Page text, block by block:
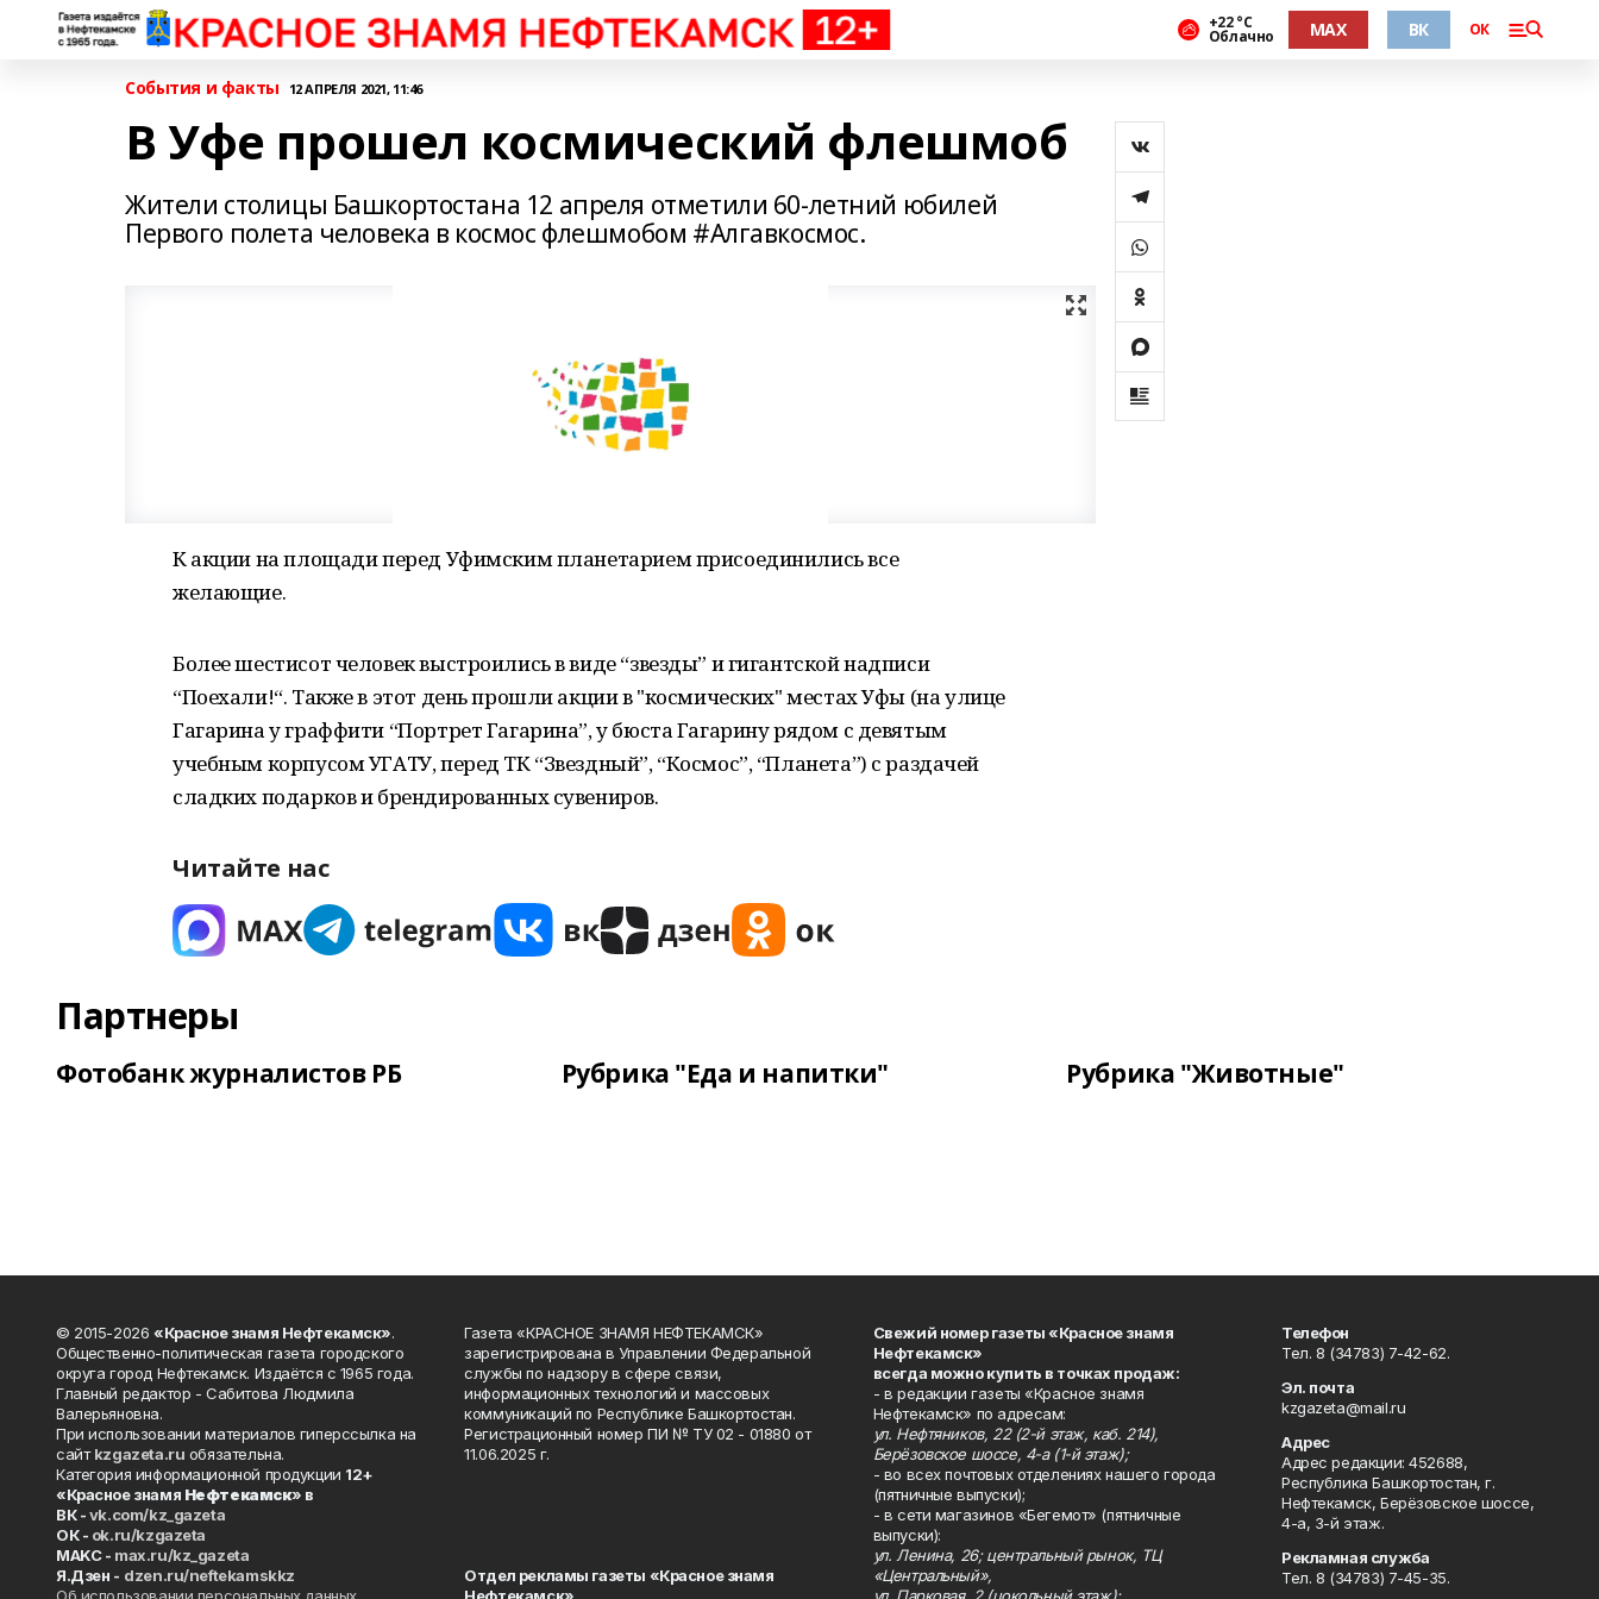
+22 °С
Облачно MAX ВК ОК
События и факты 12 АПРЕЛЯ 2021, 11:46
В Уфе прошел космический флешмоб
Жители столицы Башкортостана 12 апреля отметили 60-летний юбилей
Первого полета человека в космос флешмобом #Алгавкосмос.
К акции на площади перед Уфимским планетарием присоединились все
желающие.
Более шестисот человек выстроились в виде “звезды” и гигантской надписи
“Поехали!“. Также в этот день прошли акции в "космических" местах Уфы (на улице
Гагарина у граффити “Портрет Гагарина”, у бюста Гагарину рядом с девятым
учебным корпусом УГАТУ, перед ТК “Звездный”, “Космос”, “Планета”) с раздачей
сладких подарков и брендированных сувениров.
Читайте нас
Партнеры
Фотобанк журналистов РБ Рубрика "Еда и напитки" Рубрика "Животные"
© 2015-2026 «Красное знамя Нефтекамск».
Общественно-политическая газета городского
округа город Нефтекамск. Издаётся с 1965 года.
Главный редактор - Сабитова Людмила
Валерьяновна.
При использовании материалов гиперссылка на
сайтkzgazeta.ru обязательна.
Категория информационной продукции 12+
«Красное знамя Нефтекамск» в
ВК -vk.com/kz_gazeta
ОК - ok.ru/kzgazeta
MAKC - max.ru/kz_gazeta
Я.Дзен - dzen.ru/neftekamskkz
Газета «КРАСНОЕ ЗНАМЯ НЕФТЕКАМСК»
зарегистрирована в Управлении Федеральной
службы по надзору в сфере связи,
информационных технологий и массовых
коммуникаций по Республике Башкортостан.
Регистрационный номер ПИ № ТУ 02 - 01880 от
11.06.2025 г.
Отдел рекламы газеты «Красное знамя
Свежий номер газеты «Красное знамя
Нефтекамск»
всегда можно купить в точках продаж:
- в редакции газеты «Красное знамя
Нефтекамск» по адресам:
ул. Нефтяников, 22 (2-й этаж, каб. 214),
Берёзовское шоссе, 4-а (1-й этаж);
- во всех почтовых отделениях нашего города
(пятничные выпуски);
- в сети магазинов «Бегемот» (пятничные
выпуски):
ул. Ленина, 26; центральный рынок, ТЦ
«Центральный»,
Телефон
Тел. 8 (34783) 7-42-62.
Эл. почта
kzgazeta@mail.ru
Адрес
Адрес редакции: 452688,
Республика Башкортостан, г.
Нефтекамск, Берёзовское шоссе,
4-а, 3-й этаж.
Рекламная служба
Тел. 8 (34783) 7-45-35.